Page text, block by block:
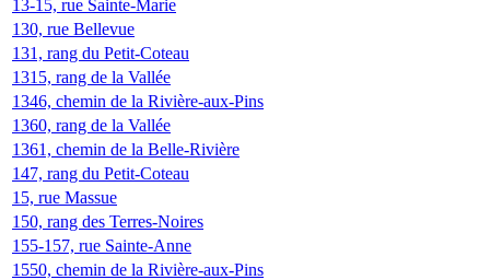
13-15, rue Sainte-Marie
130, rue Bellevue
131, rang du Petit-Coteau
1315, rang de la Vallée
1346, chemin de la Rivière-aux-Pins
1360, rang de la Vallée
1361, chemin de la Belle-Rivière
147, rang du Petit-Coteau
15, rue Massue
150, rang des Terres-Noires
155-157, rue Sainte-Anne
1550, chemin de la Rivière-aux-Pins